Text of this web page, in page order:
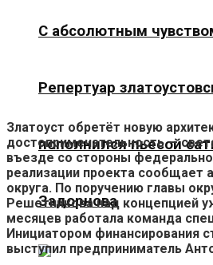
С абсолютным
Репертуар
пополнился пьесой
Задорнова
Златоуст обретёт новую
достопримечательность —
въезде со стороны
реализации проекта сообщает
округа. По поручению главы
Решетникова над концепцией
месяцев работала команда
Инициатором финансирования
выступил предприниматель